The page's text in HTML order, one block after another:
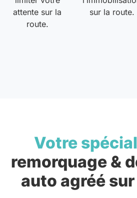
attente sur la
route.
sur la route.
Votre
remorquage &
auto agréé sur